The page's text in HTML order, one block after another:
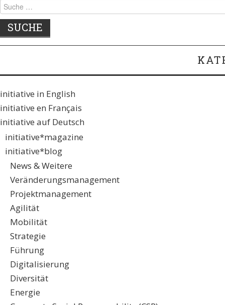
Suche
nach:
initiative in English
initiative en Français
initiative auf Deutsch
initiative*magazine
initiative*blog
News & Weitere
Veränderungsmanagement
Projektmanagement
Agilität
Mobilität
Strategie
Führung
Digitalisierung
Diversität
Energie